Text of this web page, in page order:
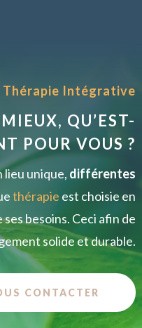
Intégrative
QU’EST-
POUR VOUS ?
lieu unique, différentes
thérapie est choisie en
besoins. Ceci afin de
solide et durable.
CONTACTER